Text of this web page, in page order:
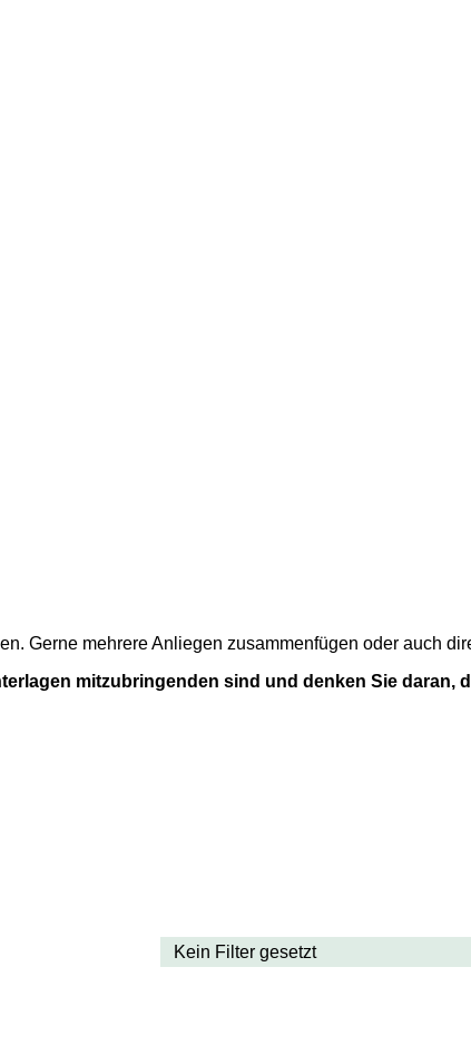
Gerne mehrere Anliegen zusammenfügen oder auch
mitzubringenden sind und denken Sie daran,